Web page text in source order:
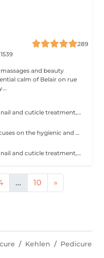
289
and beauty
calm of Belair on rue
A refreshing foot soak and scrub, nail and cuticle treatment, lower leg and foot massage. A feeling of relaxation and calm accentuates this treatment.
A non-invasive treatment that focuses on the hygienic and aesthetic care of the toenails and soles after a complete evaluation of your feet and nails. This treatment is followed by a foot massage.
A refreshing foot soak and scrub, nail and cuticle treatment, lower leg and foot massage. A feeling of relaxation and calm accentuates this treatment. This is followed by the application of a nail varnish or semi-permanent of your choice.
... 10 »
Kehlen Pedicure